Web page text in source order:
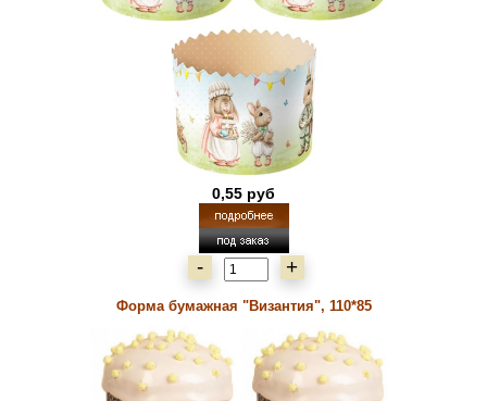
0,55 руб
- +
Форма бумажная "Византия", 110*85